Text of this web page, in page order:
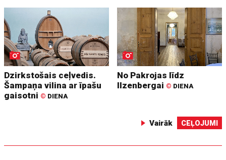
Dzirkstošais ceļvedis.
Šampaņa vilina ar īpašu
gaisotni © DIENA
No Pakrojas līdz
Ilzenbergai © DIENA
Vairāk CEĻOJUMI